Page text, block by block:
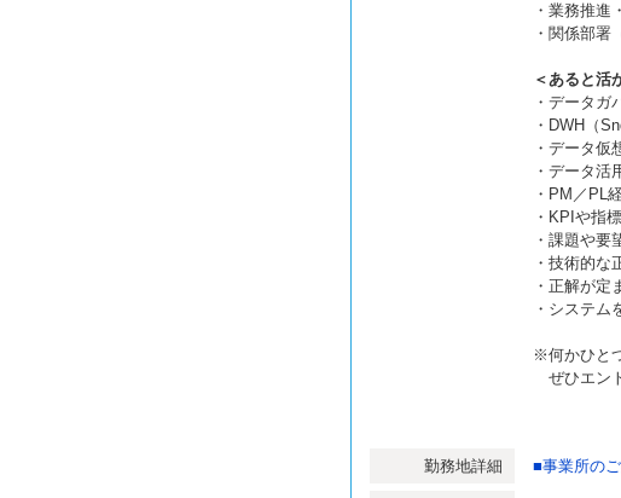
・業務推進
・関係部署
＜あると活
・データガ
・DWH（
・データ仮
・データ活
・PM／PL
・KPIや指
・課題や要
・技術的な
・正解が定
・システム
※何かひと
ぜひエン
勤務地詳細 ■事業所の